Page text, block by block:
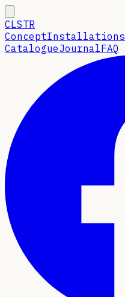
CLSTR
ConceptInstallations
CatalogueJournalFAQ